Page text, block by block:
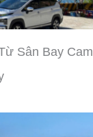
Sân Bay Cam